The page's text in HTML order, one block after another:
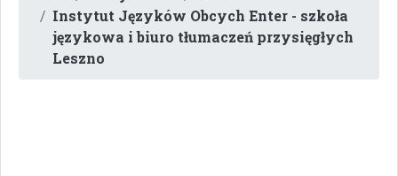
Instytut Języków Obcych Enter - szkoła
językowa i biuro tłumaczeń przysięgłych
Leszno